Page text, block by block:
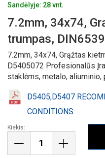
Sandėlyje: 28 vnt.
7.2mm, 34x74,
trumpas,
7.2mm, 34x74, Grąžtas
D5405072 Profesionalūs
staklėms, metalo,
D5405,D5407
CONDITIONS
Kiekis: